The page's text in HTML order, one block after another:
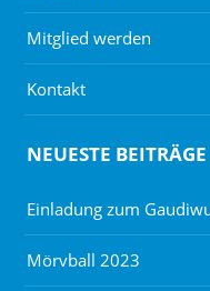
Mitglied werden
Kontakt
NEUESTE BEITRÄGE
Einladung zum
Mörvball 2023